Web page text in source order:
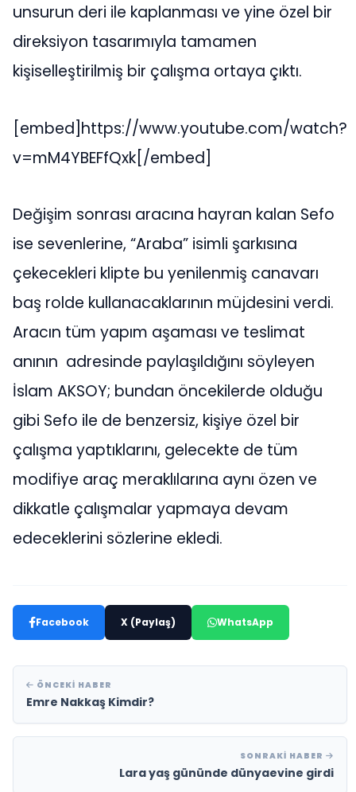
unsurun deri ile kaplanması ve yine özel bir
direksiyon tasarımıyla tamamen
kişiselleştirilmiş bir çalışma ortaya çıktı.
[embed]https://www.youtube.com/watch?
v=mM4YBEFfQxk[/embed]
Değişim sonrası aracına hayran kalan Sefo
ise sevenlerine, “Araba” isimli şarkısına
çekecekleri klipte bu yenilenmiş canavarı
baş rolde kullanacaklarının müjdesini verdi.
Aracın tüm yapım aşaması ve teslimat
anının adresinde paylaşıldığını söyleyen
İslam AKSOY; bundan öncekilerde olduğu
gibi Sefo ile de benzersiz, kişiye özel bir
çalışma yaptıklarını, gelecekte de tüm
modifiye araç meraklılarına aynı özen ve
dikkatle çalışmalar yapmaya devam
edeceklerini sözlerine ekledi.
Facebook X (Paylaş) WhatsApp
ÖNCEKI HABER
Emre Nakkaş Kimdir?
SONRAKI HABER
Lara yaş gününde dünyaevine girdi